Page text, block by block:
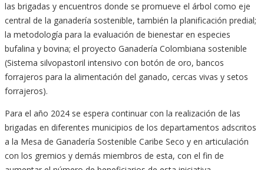
las brigadas y encuentros donde se promueve el árbol como eje
central de la ganadería sostenible, también la planificación predial;
la metodología para la evaluación de bienestar en especies
bufalina y bovina; el proyecto Ganadería Colombiana sostenible
(Sistema silvopastoril intensivo con botón de oro, bancos
forrajeros para la alimentación del ganado, cercas vivas y setos
forrajeros).
Para el año 2024 se espera continuar con la realización de las
brigadas en diferentes municipios de los departamentos adscritos
a la Mesa de Ganadería Sostenible Caribe Seco y en articulación
con los gremios y demás miembros de esta, con el fin de